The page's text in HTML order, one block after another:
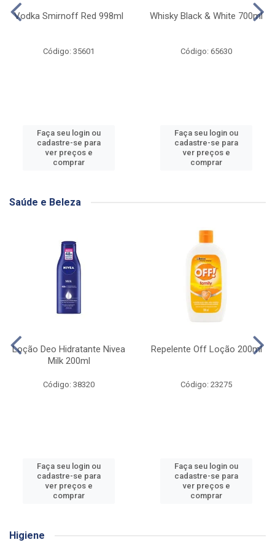
Vodka Smirnoff Red 998ml
Código: 35601
Faça seu login ou
cadastre-se para
ver preços e
comprar
Whisky Black & White 700ml
Código: 65630
Faça seu login ou
cadastre-se para
ver preços e
comprar
Saúde e Beleza
Loção Deo Hidratante Nivea
Milk 200ml
Código: 38320
Faça seu login ou
cadastre-se para
ver preços e
comprar
Repelente Off Loção 200ml
Código: 23275
Faça seu login ou
cadastre-se para
ver preços e
comprar
Higiene